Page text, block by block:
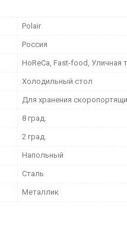
Polair
Россия
HoReCa, Fast-food, Уличная
Холодильный стол
Для хранения
8 град.
2 град.
Напольный
Сталь
Металлик